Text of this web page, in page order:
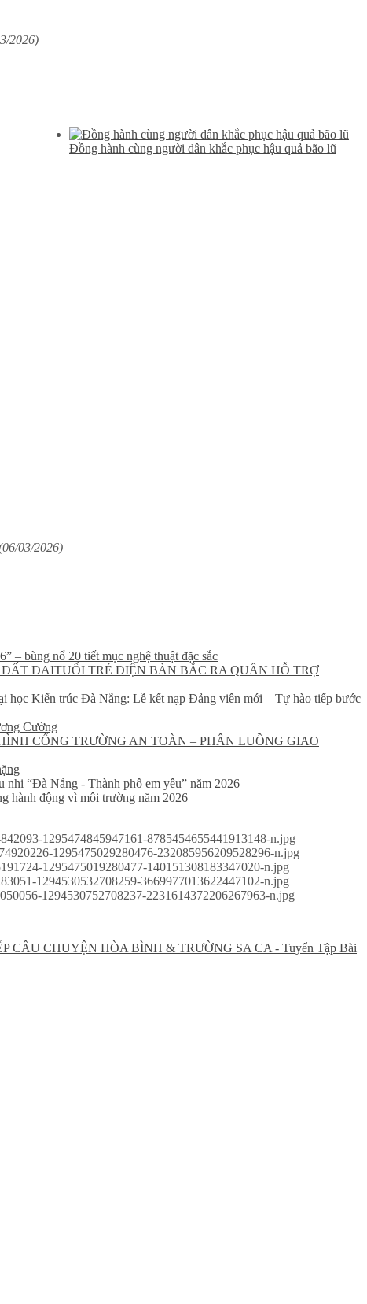
2026)
03/2026)
Đồng hành cùng người dân khắc phục hậu quả bão lũ
– bùng nổ 20 tiết mục nghệ thuật đặc sắc
TUỔI TRẺ ĐIỆN BÀN BẮC RA QUÂN HỖ TRỢ
học Kiến trúc Đà Nẵng: Lễ kết nạp Đảng viên mới – Tự hào tiếp bước
Cường
CỔNG TRƯỜNG AN TOÀN – PHÂN LUỒNG GIAO
nhi “Đà Nẵng - Thành phố em yêu” năm 2026
hành động vì môi trường năm 2026
CÂU CHUYỆN HÒA BÌNH & TRƯỜNG SA CA - Tuyển Tập Bài